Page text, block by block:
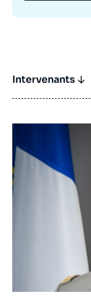
Intervenants